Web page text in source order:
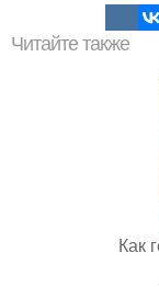
Читайте также
Как